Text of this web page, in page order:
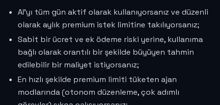
AI'yı tüm gün aktif olarak kullanıyorsanız ve düzenli
olarak aylık premium istek limitine takılıyorsanız;
Sabit bir ücret ve ek ödeme riski yerine, kullanıma
bağlı olarak orantılı bir şekilde büyüyen tahmin
edilebilir bir maliyet istiyorsanız;
En hızlı şekilde premium limiti tüketen ajan
modlarında (otonom düzenleme, çok adımlı